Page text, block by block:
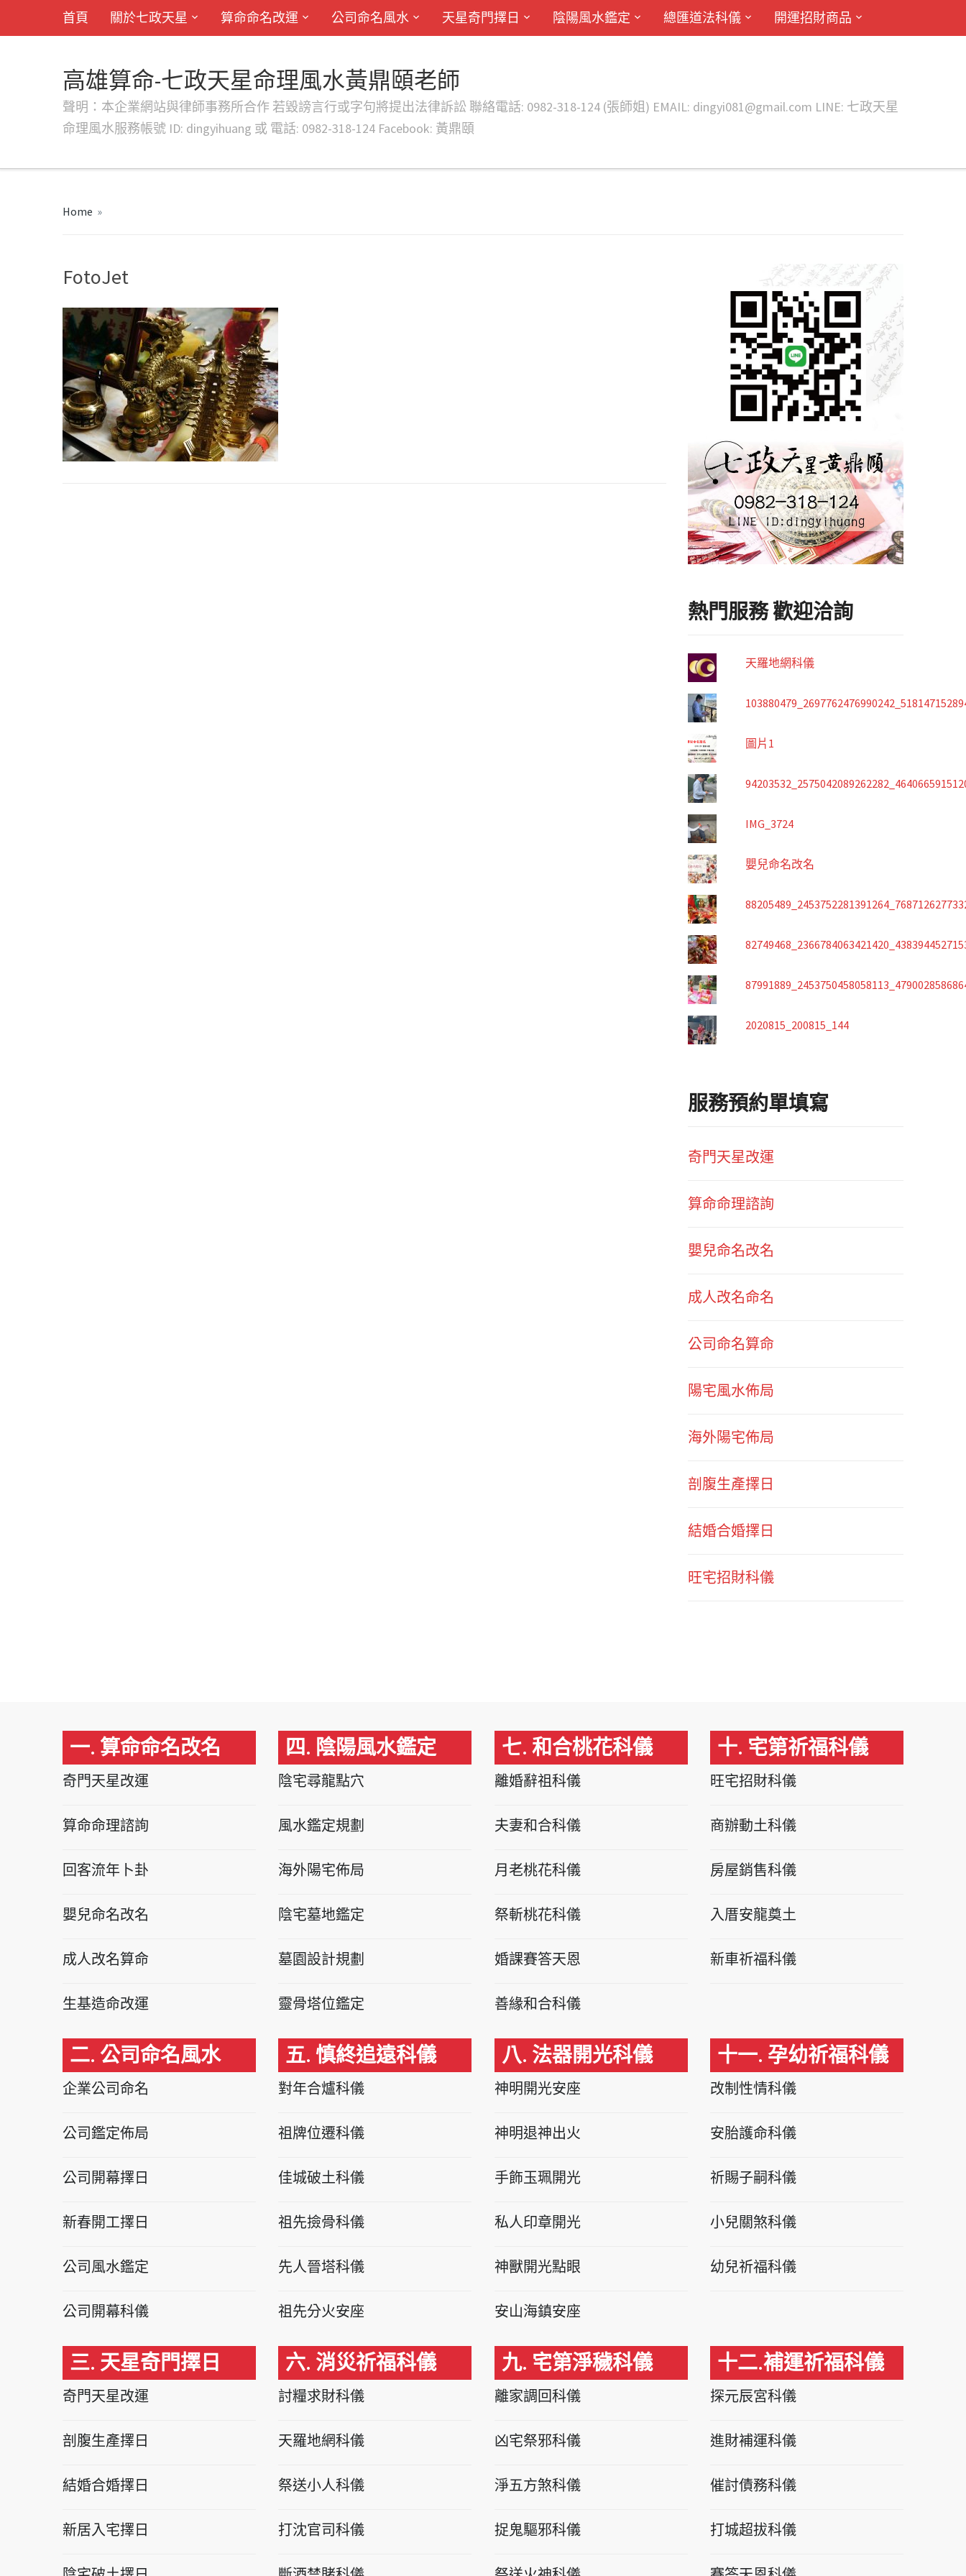
首頁 關於七政天星 算命命名改運 公司命名風水 天星奇門擇日 陰陽風水鑑定 總匯道法科儀 開運招財商品
高雄算命-七政天星命理風水黃鼎頤老師
聲明：本企業網站與律師事務所合作 若毀謗言行或字句將提出法律訴訟 聯絡電話: 0982-318-124 (張師姐) EMAIL: dingyi081@gmail.com LINE: 七政天星
命理風水服務帳號 ID: dingyihuang 或 電話: 0982-318-124 Facebook: 黃鼎頤
Home »
FotoJet
熱門服務 歡迎洽詢
天羅地網科儀
圖片1
IMG_3724
嬰兒命名改名
2020815_200815_144
服務預約單填寫
奇門天星改運
算命命理諮詢
嬰兒命名改名
成人改名命名
公司命名算命
陽宅風水佈局
海外陽宅佈局
剖腹生產擇日
結婚合婚擇日
旺宅招財科儀
一. 算命命名改名
奇門天星改運
算命命理諮詢
回客流年卜卦
嬰兒命名改名
成人改名算命
生基造命改運
二. 公司命名風水
企業公司命名
公司鑑定佈局
公司開幕擇日
新春開工擇日
公司風水鑑定
公司開幕科儀
三. 天星奇門擇日
奇門天星改運
剖腹生產擇日
結婚合婚擇日
新居入宅擇日
四. 陰陽風水鑑定
陰宅尋龍點穴
風水鑑定規劃
海外陽宅佈局
陰宅墓地鑑定
墓園設計規劃
靈骨塔位鑑定
五. 慎終追遠科儀
對年合爐科儀
祖牌位遷科儀
佳城破土科儀
祖先撿骨科儀
先人晉塔科儀
祖先分火安座
六. 消災祈福科儀
討糧求財科儀
天羅地網科儀
祭送小人科儀
打沈官司科儀
七. 和合桃花科儀
離婚辭祖科儀
夫妻和合科儀
月老桃花科儀
祭斬桃花科儀
婚課賽答天恩
善緣和合科儀
八. 法器開光科儀
神明開光安座
神明退神出火
手飾玉珮開光
私人印章開光
神獸開光點眼
安山海鎮安座
九. 宅第淨穢科儀
離家調回科儀
凶宅祭邪科儀
淨五方煞科儀
捉鬼驅邪科儀
十. 宅第祈福科儀
旺宅招財科儀
商辦動土科儀
房屋銷售科儀
入厝安龍奠土
新車祈福科儀
十一. 孕幼祈福科儀
改制性情科儀
安胎護命科儀
祈賜子嗣科儀
小兒關煞科儀
幼兒祈福科儀
十二.補運祈福科儀
探元辰宮科儀
進財補運科儀
催討債務科儀
打城超拔科儀